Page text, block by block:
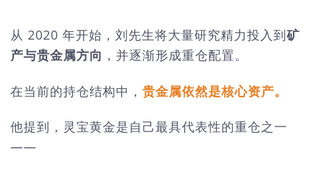
从 2020 年开始，刘先生将大量研究精力投入到矿
产与贵金属方向 ，并逐渐形成重仓配置。
在当前的持仓结构中， 贵金属依然是核心资产。
他提到，灵宝黄金是自己最具代表性的重仓之一
——